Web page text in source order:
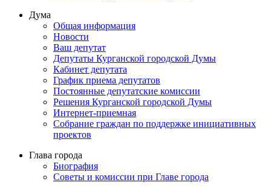
Дума
Общая информация
Новости
Ваш депутат
Депутаты Курганской городской Думы
Кабинет депутата
График приема депутатов
Постоянные депутатские комиссии
Решения Курганской городской Думы
Интернет-приемная
Собрание граждан по поддержке инициативных
проектов
Глава города
Биография
Советы и комиссии при Главе города